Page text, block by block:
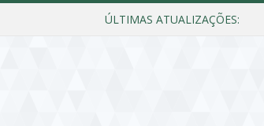
ÚLTIMAS ATUALIZAÇÕES: